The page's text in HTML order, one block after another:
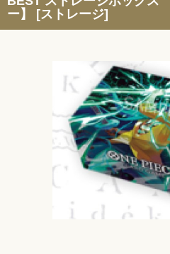
ー】
[ストレージ]